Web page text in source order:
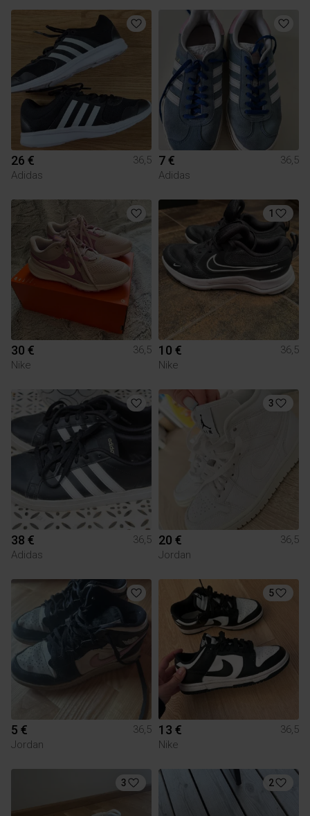
26 €
36,5
Adidas
7 €
36,5
Adidas
30 €
36,5
Nike
1
10 €
36,5
Nike
38 €
36,5
Adidas
3
20 €
36,5
Jordan
5 €
36,5
Jordan
5
13 €
36,5
Nike
3 2